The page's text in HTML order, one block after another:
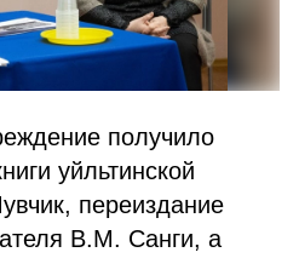
получило
уйльтинской
переиздание
В.М. Санги, а